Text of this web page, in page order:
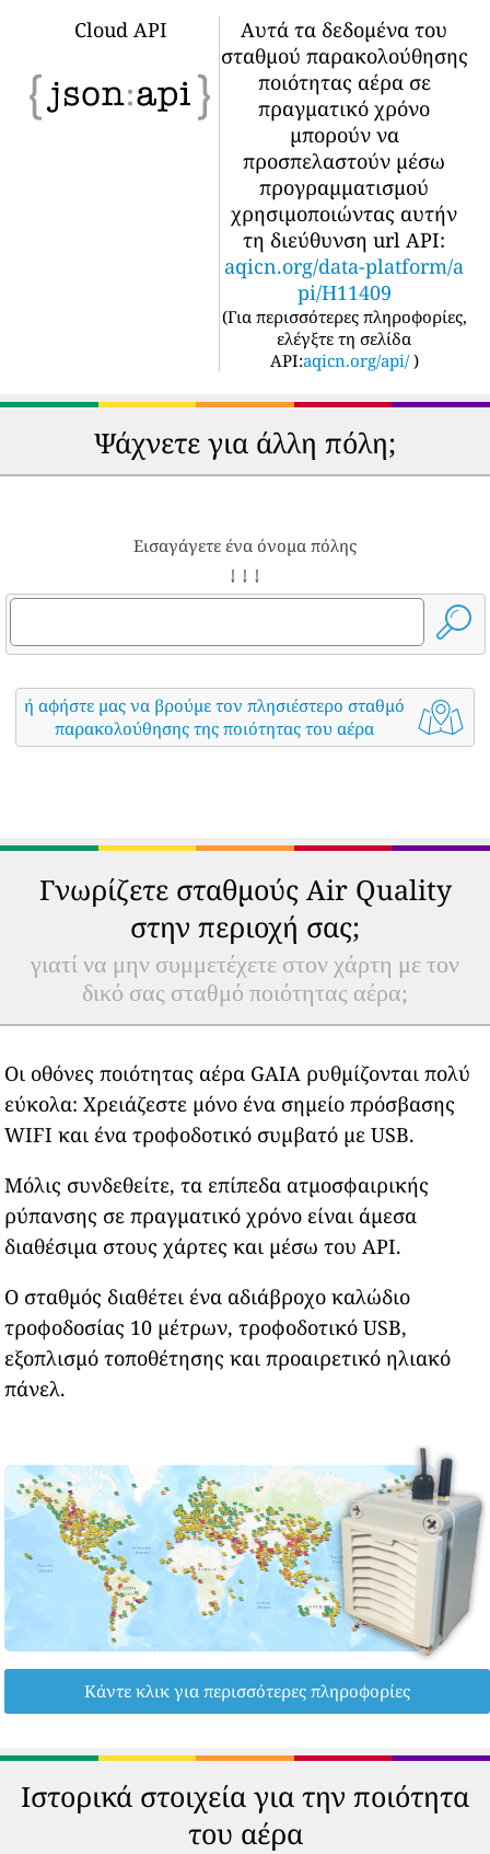
Cloud API
Αυτά τα δεδομένα του
σταθμού παρακολούθησης
ποιότητας αέρα σε
πραγματικό χρόνο
μπορούν να
προσπελαστούν μέσω
προγραμματισμού
χρησιμοποιώντας αυτήν
τη διεύθυνση url API:
aqicn.org/data-platform/a
pi/H11409
(Για περισσότερες πληροφορίες,
ελέγξτε τη σελίδα
API:aqicn.org/api/ )
Ψάχνετε για άλλη πόλη;
Εισαγάγετε ένα όνομα πόλης
↓ ↓ ↓
ή αφήστε μας να βρούμε τον πλησιέστερο σταθμό
παρακολούθησης της ποιότητας του αέρα
Γνωρίζετε σταθμούς Air Quality
στην περιοχή σας;
γιατί να μην συμμετέχετε στον χάρτη με τον
δικό σας σταθμό ποιότητας αέρα;
Οι οθόνες ποιότητας αέρα GAIA ρυθμίζονται πολύ
εύκολα: Χρειάζεστε μόνο ένα σημείο πρόσβασης
WIFI και ένα τροφοδοτικό συμβατό με USB.
Μόλις συνδεθείτε, τα επίπεδα ατμοσφαιρικής
ρύπανσης σε πραγματικό χρόνο είναι άμεσα
διαθέσιμα στους χάρτες και μέσω του API.
Ο σταθμός διαθέτει ένα αδιάβροχο καλώδιο
τροφοδοσίας 10 μέτρων, τροφοδοτικό USB,
εξοπλισμό τοποθέτησης και προαιρετικό ηλιακό
πάνελ.
Κάντε κλικ για περισσότερες πληροφορίες
Ιστορικά στοιχεία για την ποιότητα
του αέρα